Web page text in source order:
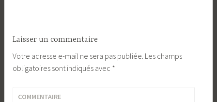
Laisser un commentaire
Votre adresse e-mail ne sera pas publiée. Les champs
obligatoires sont indiqués avec *
COMMENTAIRE